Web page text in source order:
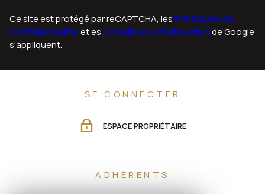
Ce site est protégé par reCAPTCHA, les Politiques de
Confidentialitéet es Conditions d'utilisationde Google
s'appliquent.
SE CONNECTER
ESPACE PROPRIÉTAIRE
ADHÉRENTS